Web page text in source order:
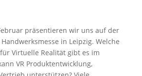
präsentieren wir uns auf der
in Leipzig. Welche
Virtuelle Realität gibt es im
VR Produktentwicklung,